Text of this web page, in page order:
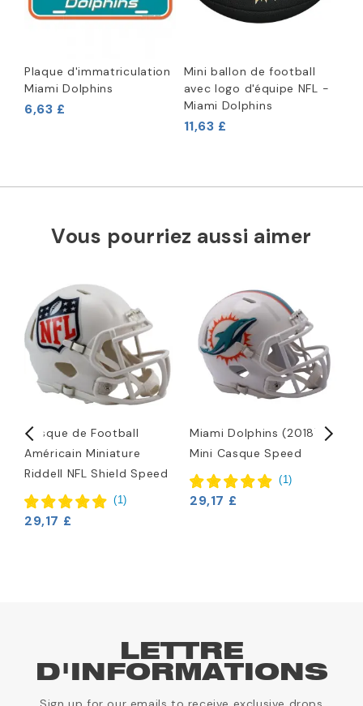
Plaque d'immatriculation
Miami Dolphins
6,63 £
Mini ballon de football
avec logo d'équipe NFL -
Miami Dolphins
11,63 £
Vous pourriez aussi aimer
Casque de Football
Américain Miniature
Riddell NFL Shield Speed
(1)
29,17 £
Miami Dolphins (2018)
Mini Casque Speed
(1)
29,17 £
LETTRE
D'INFORMATIONS